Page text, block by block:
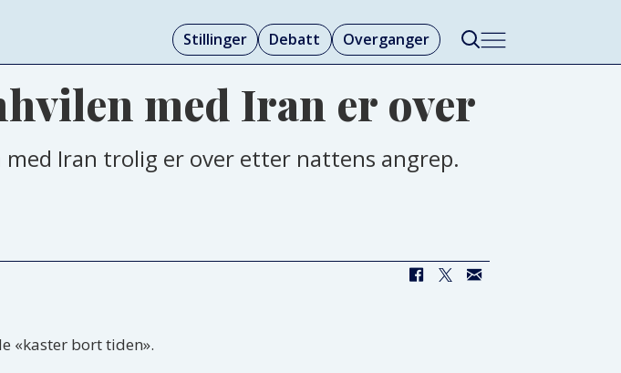
Stillinger Debatt Overganger
med Iran er over
med Iran trolig er over etter nattens angrep.
«kaster bort tiden».